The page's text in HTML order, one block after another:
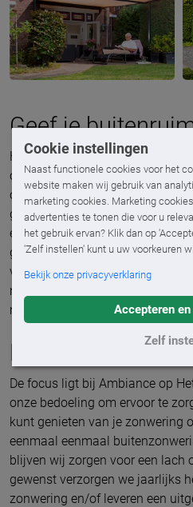
Cookie instellingen
Naast functionele cookies voor het
website maken wij gebruik van
marketing cookies. Marketing
advertenties te tonen die voor u
het gebruik ervan? Klik dan op
'Zelf instellen' kunt u uw voorkeuren
Bekijk onze privacyverklaring
Accepteren
Zelf
Geef je
Hè fijn, je zonweringsproduct is
om dan ook maar meteen je
onkruid te wieden. Daarna kan
gezellige nieuwe kussens op je
eettafel, breng de ruimte onder
groene plantjes en gebruik
voor sfeerverlichting en als je
nieuwe kleurrijke tegels. Zo ben
meteen te gaan genieten!
Dit doen wij voor
De focus ligt bij Ambiance op
onze bedoeling om ervoor te
kunt genieten van je zonwering
eenmaal eenmaal
blijven wij zorgen voor een lach
gewenst verzorgen we jaarlijks
zonwering en/of leveren een